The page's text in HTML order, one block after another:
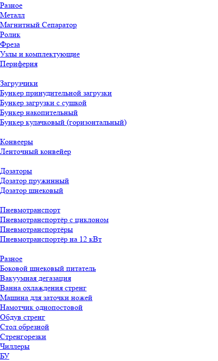
Разное
Металл
Магнитный Сепаратор
Ролик
Фреза
Узлы и комплектующие
Периферия
Загрузчики
Бункер принудительной загрузки
Бункер загрузки с сушкой
Бункер накопительный
Бункер кулачковый (горизонтальный)
Конвееры
Ленточный конвейер
Дозаторы
Дозатор пружинный
Дозатор шнековый
Пневмотранспорт
Пневмотранспортёр с циклоном
Пневмотранспортёры
Пневмотранспортёр на 12 кВт
Разное
Боковой шнековый питатель
Вакуумная дегазация
Ванна охлаждения стренг
Машина для заточки ножей
Намотчик однопостовой
Обдув стренг
Стол обрезной
Стренгорезки
Чиллеры
БУ